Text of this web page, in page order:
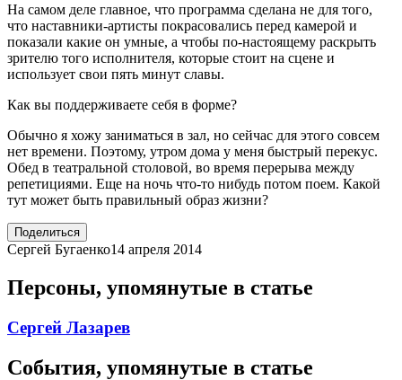
На самом деле главное, что программа сделана не для того,
что наставники-артисты покрасовались перед камерой и
показали какие он умные, а чтобы по-настоящему раскрыть
зрителю того исполнителя, которые стоит на сцене и
использует свои пять минут славы.
Как вы поддерживаете себя в форме?
Обычно я хожу заниматься в зал, но сейчас для этого совсем
нет времени. Поэтому, утром дома у меня быстрый перекус.
Обед в театральной столовой, во время перерыва между
репетициями. Еще на ночь что-то нибудь потом поем. Какой
тут может быть правильный образ жизни?
Поделиться
Сергей Бугаенко14 апреля 2014
Персоны, упомянутые в статье
Сергей Лазарев
События, упомянутые в статье